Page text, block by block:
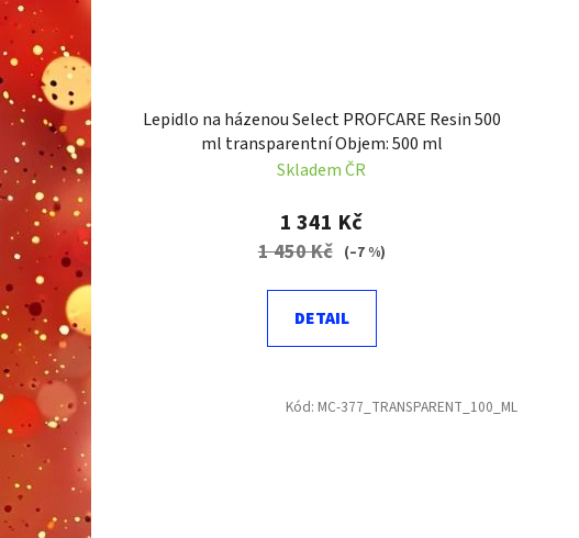
Lepidlo na házenou Select PROFCARE Resin 500
ml transparentní Objem: 500 ml
Skladem ČR
1 341 Kč
1 450 Kč (–7 %)
DETAIL
Kód: MC-377_TRANSPARENT_100_ML